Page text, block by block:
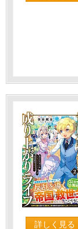
詳しく見る